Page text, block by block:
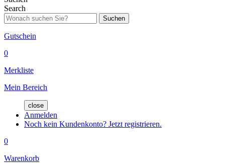
Search
Suchen
Gutschein
0
Merkliste
Mein Bereich
close
Anmelden
Noch kein Kundenkonto? Jetzt registrieren.
0
Warenkorb